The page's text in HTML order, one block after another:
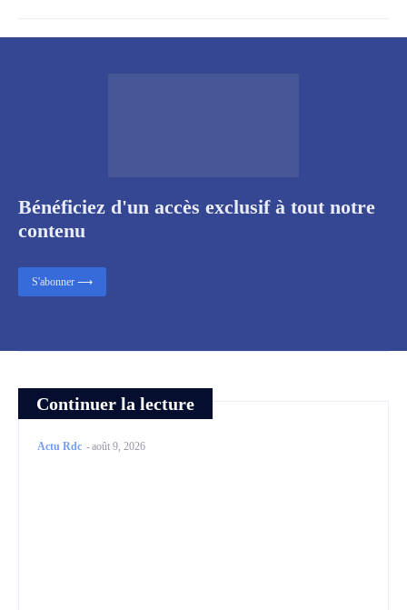
Continuer la lecture
Actu Rdc -août 9, 2026
Bénéficiez d'un accès exclusif à tout notre
contenu
S'abonner ⟶